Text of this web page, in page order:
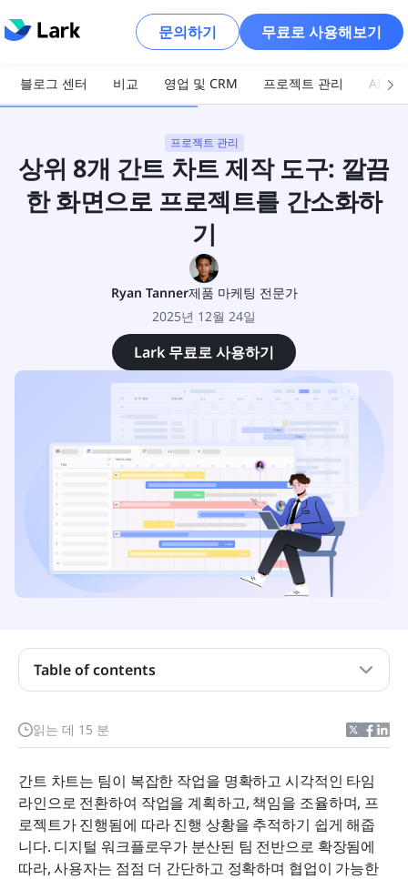
문의하기 무료로 사용해보기
블로그 센터 비교 영업 및 CRM 프로젝트 관리 AI 및
프로젝트 관리
상위 8개 간트 차트 제작 도구: 깔끔
한 화면으로 프로젝트를 간소화하
기
Ryan Tanner제품 마케팅 전문가
2025년 12월 24일
Lark 무료로 사용하기
읽는 데 15 분
간트 차트는 팀이 복잡한 작업을 명확하고 시각적인 타임
라인으로 전환하여 작업을 계획하고, 책임을 조율하며, 프
로젝트가 진행됨에 따라 진행 상황을 추적하기 쉽게 해줍
니다. 디지털 워크플로우가 분산된 팀 전반으로 확장됨에
따라, 사용자는 점점 더 간단하고 정확하며 협업이 가능한
Table of contents
핵심 요약: 최고의 간트 차트 제작 도구
최고의 간트 차트 제작 도구에 대한 빠른 개요 스냅샷
온라인 간트 차트 제작기를 사용할 시기
최고의 온라인 간트 차트 제작 도구 비교
보너스: 바로 사용할 수 있는 간트 차트 템플릿